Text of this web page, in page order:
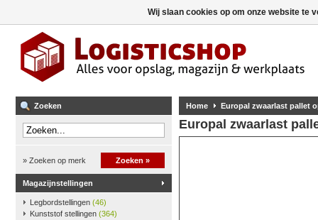
Zoeken
» Zoeken op merk Zoeken »
Magazijnstellingen
Legbordstellingen (46)
Kunststof stellingen (364)
Home Europal zwaarlast pallet
Europal zwaarlast
Wij slaan cookies op om onze website te